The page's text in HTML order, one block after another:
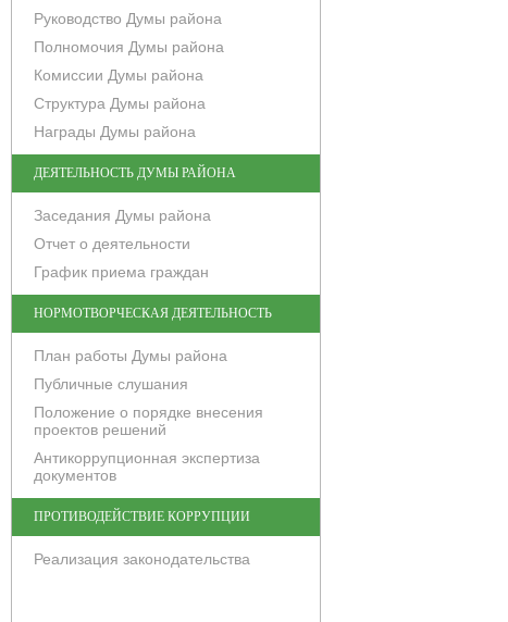
Руководство Думы района
Полномочия Думы района
Комиссии Думы района
Структура Думы района
Награды Думы района
ДЕЯТЕЛЬНОСТЬ ДУМЫ РАЙОНА
Заседания Думы района
Отчет о деятельности
График приема граждан
НОРМОТВОРЧЕСКАЯ ДЕЯТЕЛЬНОСТЬ
План работы Думы района
Публичные слушания
Положение о порядке внесения
проектов решений
Антикоррупционная экспертиза
документов
ПРОТИВОДЕЙСТВИЕ КОРРУПЦИИ
Реализация законодательства